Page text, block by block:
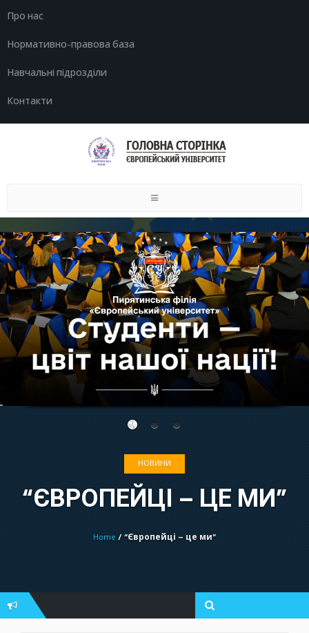
Про нас
Нормативно-правова база
Навчальні підрозділи
Контакти
Toggle
НОВИНИ
“ЄВРОПЕЙЦІ – ЦЕ МИ”
Home / “Європейці – це ми”